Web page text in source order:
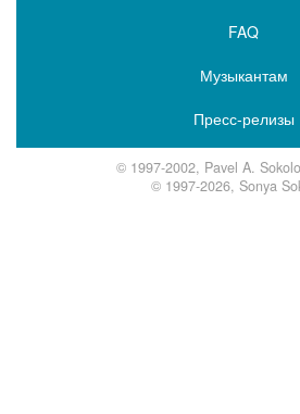
FAQ
Музыкантам
Пресс-релизы
© 1997-2002, Pavel A.
© 1997-2026, Sonya